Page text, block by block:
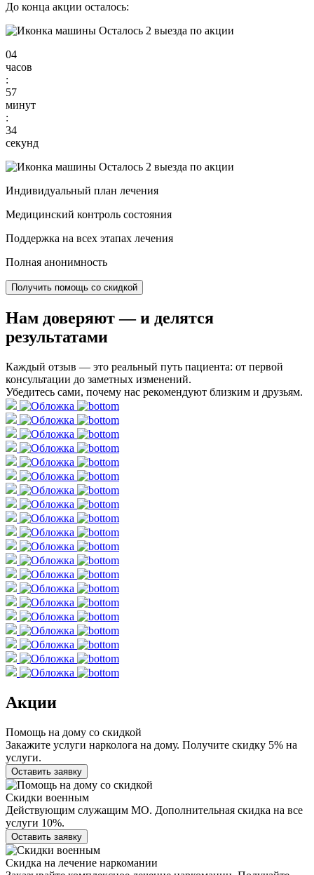
До конца акции осталось:
Осталось 2 выезда по акции
04
часов
:
57
минут
:
33
секунд
Осталось 2 выезда по акции
Индивидуальный план лечения
Медицинский контроль состояния
Поддержка на всех этапах лечения
Полная анонимность
Получить помощь со скидкой
Нам доверяют— и делятся
результатами
Каждый отзыв — это реальный путь пациента: от первой
консультации до заметных изменений.
Убедитесь сами, почему нас рекомендуют близким и друзьям.
Акции
Помощь на дому со скидкой
Закажите услуги нарколога на дому. Получите скидку 5% на
услуги.
Оставить заявку
Скидки военным
Действующим служащим МО. Дополнительная скидка на все
услуги 10%.
Оставить заявку
Скидка на лечение наркомании